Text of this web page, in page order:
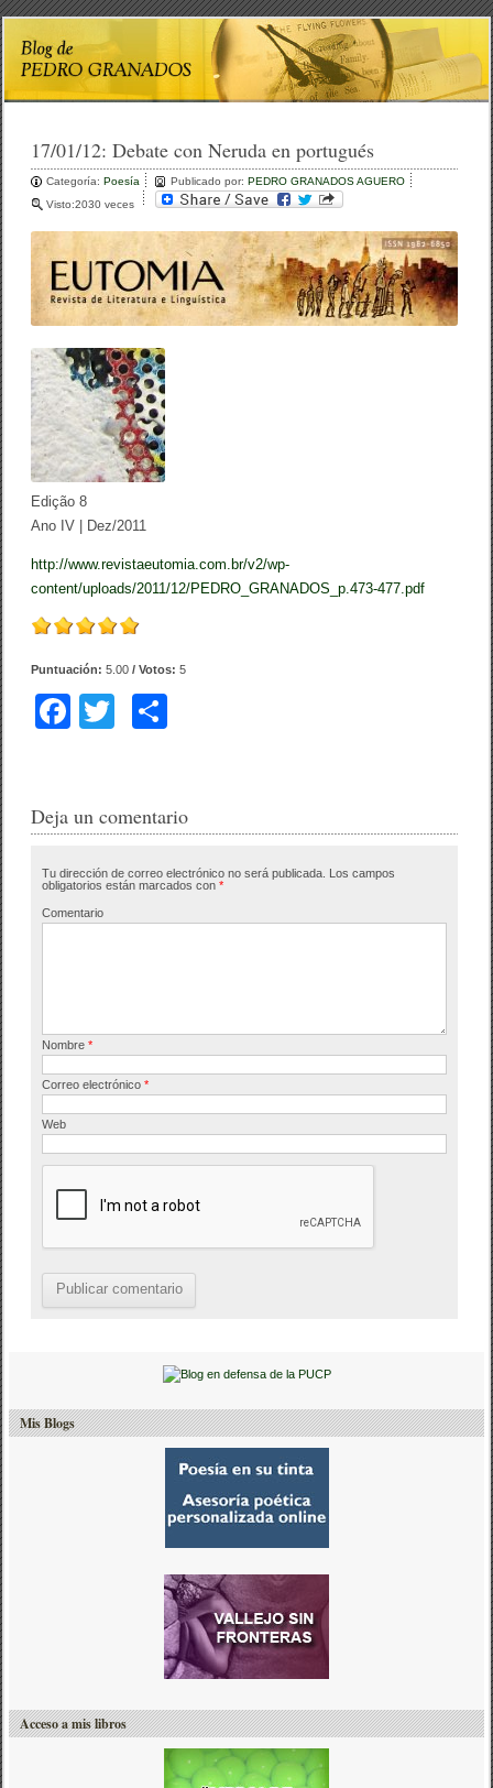
17/01/12:Debate con Neruda en portugués
Categoría:Poesía Publicado por:PEDRO GRANADOS AGUERO
Visto:2030 veces
Edição 8
Ano IV | Dez/2011
http://www.revistaeutomia.com.br/v2/wp-
content/uploads/2011/12/PEDRO_GRANADOS_p.473-477.pdf
Puntuación:5.00 / Votos:5
F
e
o
o
er p
tir
Deja un comentario
Tu dirección de correo electrónico no será publicada. Los campos
obligatorios están marcados con*
Comentario
Nombre*
Correo electrónico*
Web
Mis Blogs
Acceso a mis libros